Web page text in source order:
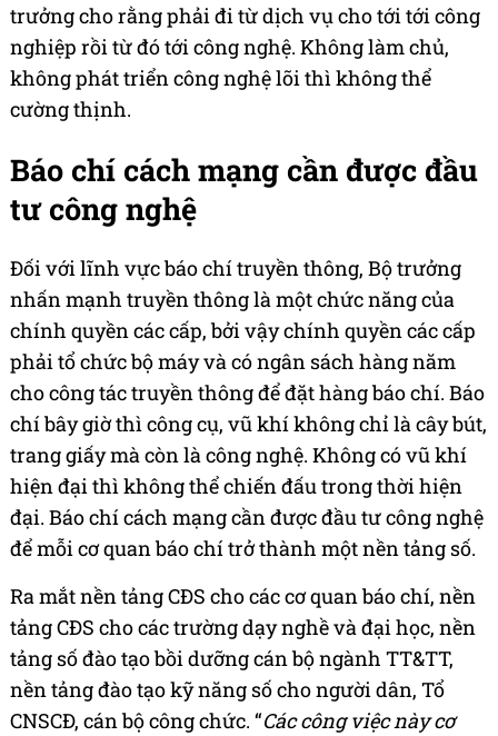
trưởng cho rằng phải đi từ dịch vụ cho tới tới công
nghiệp rồi từ đó tới công nghệ. Không làm chủ,
không phát triển công nghệ lõi thì không thể
cường thịnh.
Báo chí cách mạng cần được đầu
tư công nghệ
Đối với lĩnh vực báo chí truyền thông, Bộ trưởng
nhấn mạnh truyền thông là một chức năng của
chính quyền các cấp, bởi vậy chính quyền các cấp
phải tổ chức bộ máy và có ngân sách hàng năm
cho công tác truyền thông để đặt hàng báo chí. Báo
chí bây giờ thì công cụ, vũ khí không chỉ là cây bút,
trang giấy mà còn là công nghệ. Không có vũ khí
hiện đại thì không thể chiến đấu trong thời hiện
đại. Báo chí cách mạng cần được đầu tư công nghệ
để mỗi cơ quan báo chí trở thành một nền tảng số.
Ra mắt nền tảng CĐS cho các cơ quan báo chí, nền
tảng CĐS cho các trường dạy nghề và đại học, nền
tảng số đào tạo bồi dưỡng cán bộ ngành TT&TT,
nền tảng đào tạo kỹ năng số cho người dân, Tổ
CNSCĐ, cán bộ công chức. “Các công việc này cơ